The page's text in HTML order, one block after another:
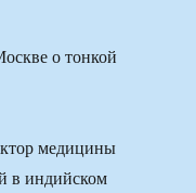
медицины
в индийском